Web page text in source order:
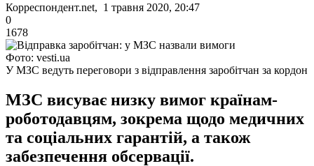
Корреспондент.net, 1 травня 2020, 20:47
0
1678
Фото: vesti.ua
У МЗС ведуть переговори з відправлення заробітчан за кордон
МЗС висуває низку вимог країнам-
роботодавцям, зокрема щодо медичних
та соціальних гарантій, а також
забезпечення обсервації.